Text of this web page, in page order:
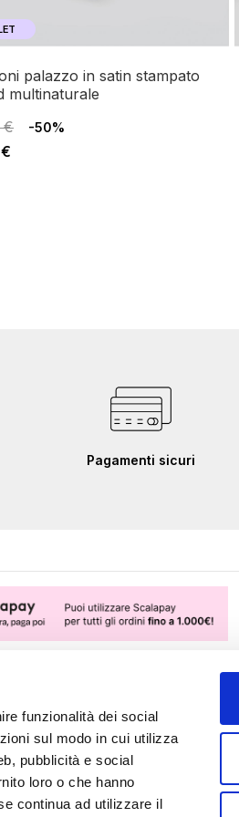
funzionalità dei social
sul modo in cui utilizza
pubblicità e social
loro o che hanno
continua ad utilizzare il
multinaturale
€
-50%
Pagamenti sicuri